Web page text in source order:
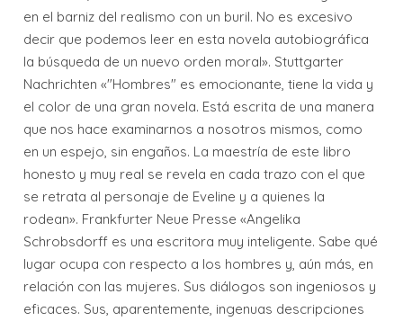
en el barniz del realismo con un buril. No es excesivo
decir que podemos leer en esta novela autobiográfica
la búsqueda de un nuevo orden moral». Stuttgarter
Nachrichten «"Hombres" es emocionante, tiene la vida y
el color de una gran novela. Está escrita de una manera
que nos hace examinarnos a nosotros mismos, como
en un espejo, sin engaños. La maestría de este libro
honesto y muy real se revela en cada trazo con el que
se retrata al personaje de Eveline y a quienes la
rodean». Frankfurter Neue Presse «Angelika
Schrobsdorff es una escritora muy inteligente. Sabe qué
lugar ocupa con respecto a los hombres y, aún más, en
relación con las mujeres. Sus diálogos son ingeniosos y
eficaces. Sus, aparentemente, ingenuas descripciones